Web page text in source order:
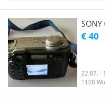
€ 40
22.07. -
1100